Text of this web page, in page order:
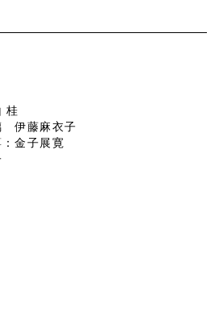
桂
伊藤麻衣子
金子展寛